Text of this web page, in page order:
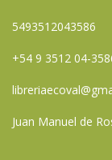
5493512043586
+54 9 3512 04-
Juan Manuel de